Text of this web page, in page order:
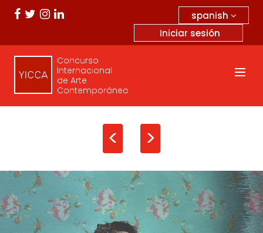
spanish
Iniciar sesión
Concurso
Internacional
de Arte
Contemporáneo
< >